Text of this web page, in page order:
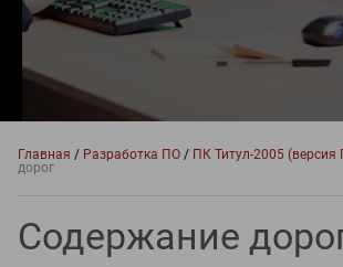
Главная / Разработка ПО / ПК Титул-2005
дорог
Содержание